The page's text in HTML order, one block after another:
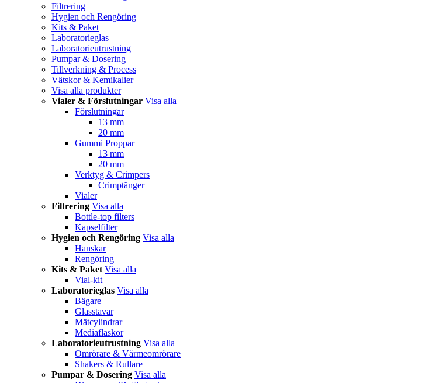
Filtrering
Hygien och Rengöring
Kits & Paket
Laboratorieglas
Laboratorieutrustning
Pumpar & Dosering
Tillverkning & Process
Vätskor & Kemikalier
Visa alla produkter
Vialer & Förslutningar Visa alla
Förslutningar
13 mm
20 mm
Gummi Proppar
13 mm
20 mm
Verktyg & Crimpers
Crimptänger
Vialer
Filtrering Visa alla
Bottle-top filters
Kapselfilter
Hygien och Rengöring Visa alla
Hanskar
Rengöring
Kits & Paket Visa alla
Vial-kit
Laboratorieglas Visa alla
Bägare
Glasstavar
Mätcylindrar
Mediaflaskor
Laboratorieutrustning Visa alla
Omrörare & Värmeomrörare
Shakers & Rullare
Pumpar & Dosering Visa alla